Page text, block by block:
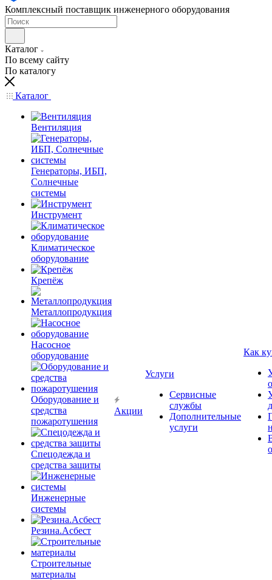
Комплексный поставщик инженерного оборудования
Каталог
По всему сайту
По каталогу
Каталог
Вентиляция
Генераторы, ИБП,
Солнечные
системы
Инструмент
Климатическое
оборудование
Крепёж
Металлопродукция
Насосное
оборудование
Оборудование и
средства
пожаротушения
Спецодежда и
средства защиты
Инженерные
системы
Резина.Асбест
Строительные
материалы
Акции
Услуги
Сервисные
службы
Дополнительные
услуги
Как